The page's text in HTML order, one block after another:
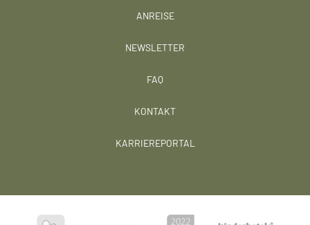
ANREISE
NEWSLETTER
FAQ
KONTAKT
KARRIEREPORTAL